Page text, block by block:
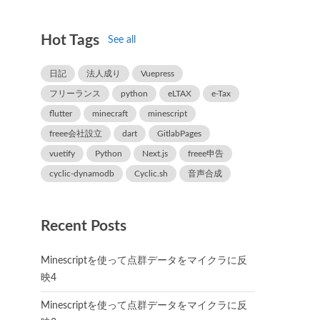
Hot Tags See all
日記 法人成り Vuepress
フリーランス python eLTAX e-Tax
flutter minecraft minescript
freee会社設立 dart GitlabPages
vuetify Python Next.js freee申告
cyclic-dynamodb Cyclic.sh 音声合成
Recent Posts
Minescriptを使って点群データをマイクラに反
映4
Minescriptを使って点群データをマイクラに反